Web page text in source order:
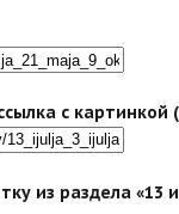
с
из раздела «13